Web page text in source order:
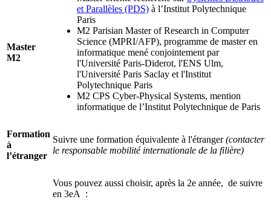
Master
M2
et Parallèles (PDS) à l’Institut Polytechnique
Paris
M2 Parisian Master of Research in Computer
Science (MPRI/AFP), programme de master en
informatique mené conjointement par
l'Université Paris-Diderot, l'ENS Ulm,
l'Université Paris Saclay et l'Institut
Polytechnique Paris
M2 CPS Cyber-Physical Systems, mention
informatique de l’Institut Polytechnique de Paris
Formation
à
l’étranger
Suivre une formation équivalente à l'étranger(contacter
le responsable mobilité internationale de la filière)
Vous pouvez aussi choisir, après la 2e année, de suivre
en 3eA :